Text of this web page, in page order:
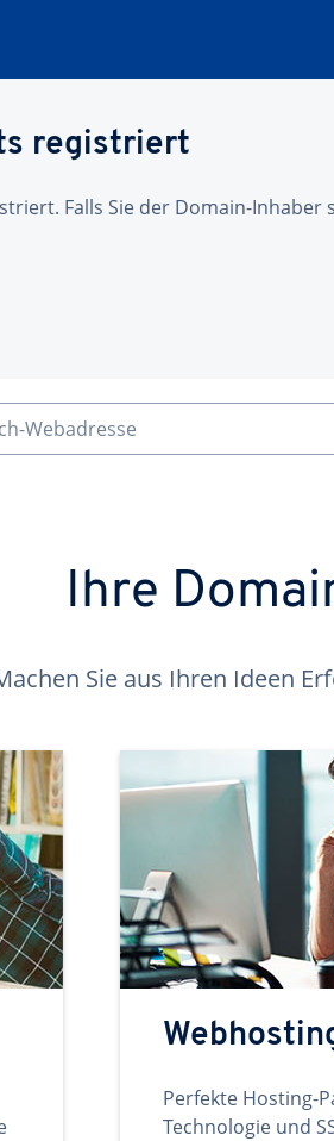
registriert
Falls Sie der Domain-
Webadresse
Ihre
Sie aus Ihren Ideen
Perfekte Hosting-
Technologie und